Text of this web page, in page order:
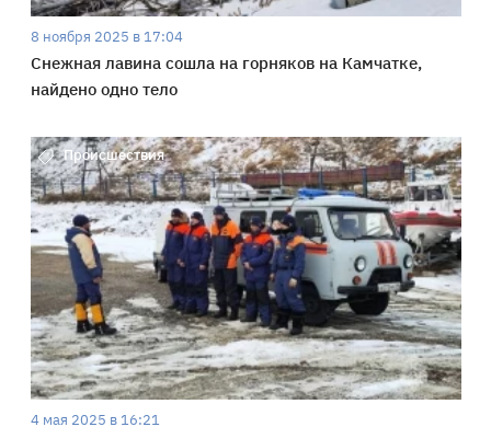
8 ноября 2025 в 17:04
Снежная лавина сошла на горняков на Камчатке,
найдено одно тело
Происшествия
4 мая 2025 в 16:21